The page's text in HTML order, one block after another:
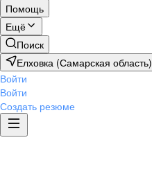
Помощь
Ещё
Поиск
Елховка (Самарская область)
Войти
Войти
Создать резюме